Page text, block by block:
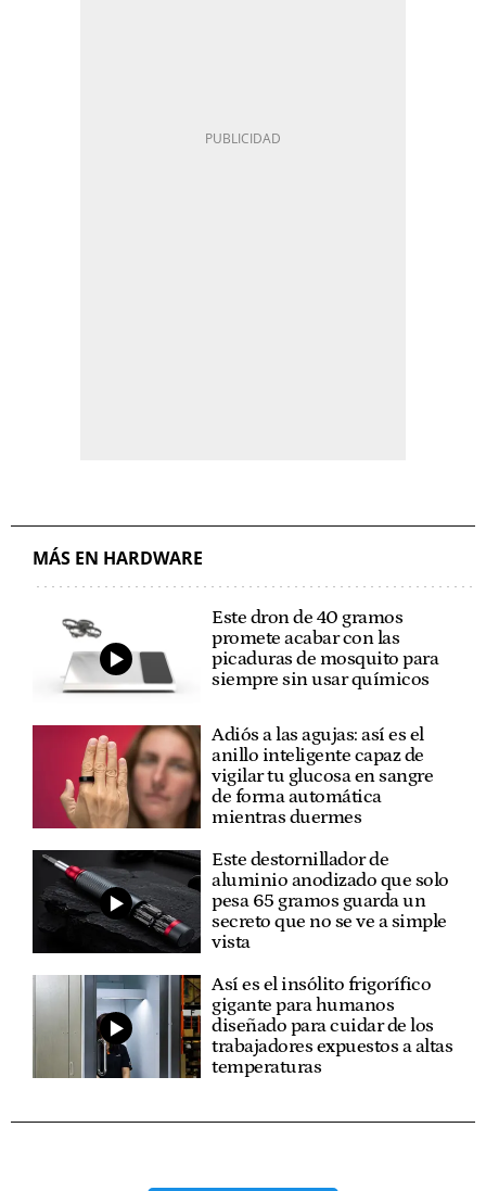
MÁS EN HARDWARE
Este dron de 40 gramos
promete acabar con las
picaduras de mosquito para
siempre sin usar químicos
Adiós a las agujas: así es el
anillo inteligente capaz de
vigilar tu glucosa en sangre
de forma automática
mientras duermes
Este destornillador de
aluminio anodizado que solo
pesa 65 gramos guarda un
secreto que no se ve a simple
vista
Así es el insólito frigorífico
gigante para humanos
diseñado para cuidar de los
trabajadores expuestos a altas
temperaturas